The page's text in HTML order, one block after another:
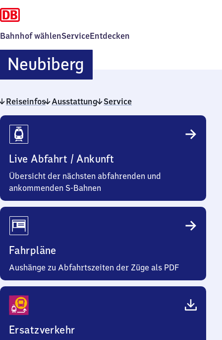
Bahnhof wählenServiceEntdecken
Neubiberg
Reiseinfos Ausstattung Service
Reiseinfos
Live Abfahrt / Ankunft
Übersicht der nächsten abfahrenden und
ankommenden S-Bahnen
Fahrpläne
Aushänge zu Abfahrtszeiten der Züge als PDF
Ersatzverkehr